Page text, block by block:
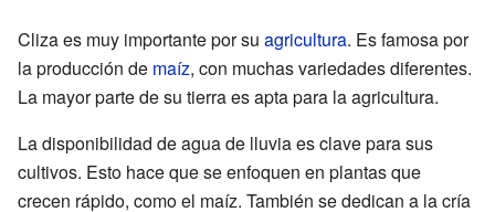
Cliza es muy importante por su agricultura. Es famosa por
la producción de maíz, con muchas variedades diferentes.
La mayor parte de su tierra es apta para la agricultura.
La disponibilidad de agua de lluvia es clave para sus
cultivos. Esto hace que se enfoquen en plantas que
crecen rápido, como el maíz. También se dedican a la cría